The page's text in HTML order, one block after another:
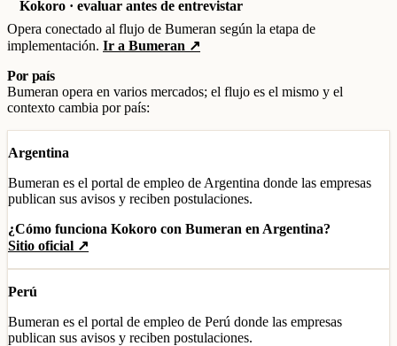
Kokoro · evaluar antes de entrevistar
Opera conectado al flujo de Bumeran según la etapa de
implementación. Ir a Bumeran ↗
Por país
Bumeran opera en varios mercados; el flujo es el mismo y el
contexto cambia por país:
Argentina
Bumeran es el portal de empleo de Argentina donde las empresas
publican sus avisos y reciben postulaciones.
¿Cómo funciona Kokoro con Bumeran en Argentina?
Sitio oficial ↗
Perú
Bumeran es el portal de empleo de Perú donde las empresas
publican sus avisos y reciben postulaciones.